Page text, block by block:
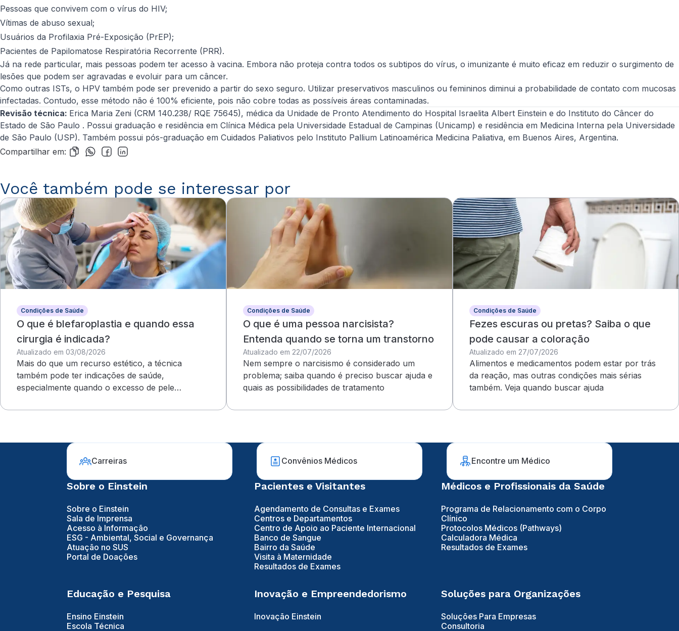
Pessoas que convivem com o vírus do HIV;
Vítimas de abuso sexual;
Usuários da Profilaxia Pré-Exposição (PrEP);
Pacientes de Papilomatose Respiratória Recorrente (PRR).
Já na rede particular, mais pessoas podem ter acesso à vacina. Embora não proteja contra todos os subtipos do vírus, o imunizante é muito eficaz em reduzir o surgimento de
lesões que podem ser agravadas e evoluir para um câncer.
Como outras ISTs, o HPV também pode ser prevenido a partir do sexo seguro. Utilizar preservativos masculinos ou femininos diminui a probabilidade de contato com mucosas
infectadas. Contudo, esse método não é 100% eficiente, pois não cobre todas as possíveis áreas contaminadas.
Revisão técnica: Erica Maria Zeni (CRM 140.238/ RQE 75645), médica da Unidade de Pronto Atendimento do Hospital Israelita Albert Einstein e do Instituto do Câncer do
Estado de São Paulo . Possui graduação e residência em Clínica Médica pela Universidade Estadual de Campinas (Unicamp) e residência em Medicina Interna pela Universidade
de São Paulo (USP). Também possui pós-graduação em Cuidados Paliativos pelo Instituto Pallium Latinoamérica Medicina Paliativa, em Buenos Aires, Argentina.
Compartilhar em:
Você também pode se interessar por
Condições de Saúde
O que é blefaroplastia e quando essa
cirurgia é indicada?
Atualizado em 03/08/2026
Mais do que um recurso estético, a técnica
também pode ter indicações de saúde,
especialmente quando o excesso de pele
Condições de Saúde
O que é uma pessoa narcisista?
Entenda quando se torna um transtorno
Atualizado em 22/07/2026
Nem sempre o narcisismo é considerado um
problema; saiba quando é preciso buscar ajuda e
quais as possibilidades de tratamento
Condições de Saúde
Fezes escuras ou pretas? Saiba o que
pode causar a coloração
Atualizado em 27/07/2026
Alimentos e medicamentos podem estar por trás
da reação, mas outras condições mais sérias
também. Veja quando buscar ajuda
Carreiras Convênios Médicos Encontre um Médico
Sobre o Einstein
Sobre o Einstein
Sala de Imprensa
Acesso à Informação
ESG - Ambiental, Social e Governança
Atuação no SUS
Portal de Doações
Pacientes e Visitantes
Agendamento de Consultas e Exames
Centros e Departamentos
Centro de Apoio ao Paciente Internacional
Banco de Sangue
Bairro da Saúde
Visita à Maternidade
Resultados de Exames
Médicos e Profissionais da Saúde
Programa de Relacionamento com o Corpo
Clínico
Protocolos Médicos (Pathways)
Calculadora Médica
Resultados de Exames
Educação e Pesquisa
Ensino Einstein
Escola Técnica
Inovação e Empreendedorismo
Inovação Einstein
Soluções para Organizações
Soluções Para Empresas
Consultoria